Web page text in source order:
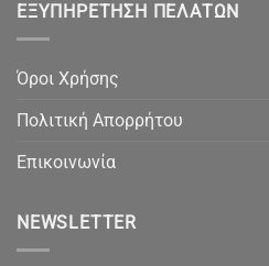
ΕΞΥΠΗΡΈΤΗΣΗ ΠΕΛΑΤΏΝ
Όροι Χρήσης
Πολιτική Απορρήτου
Επικοινωνία
NEWSLETTER